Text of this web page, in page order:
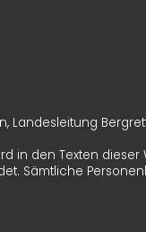
Landesleitung
in den Texten
Sämtliche